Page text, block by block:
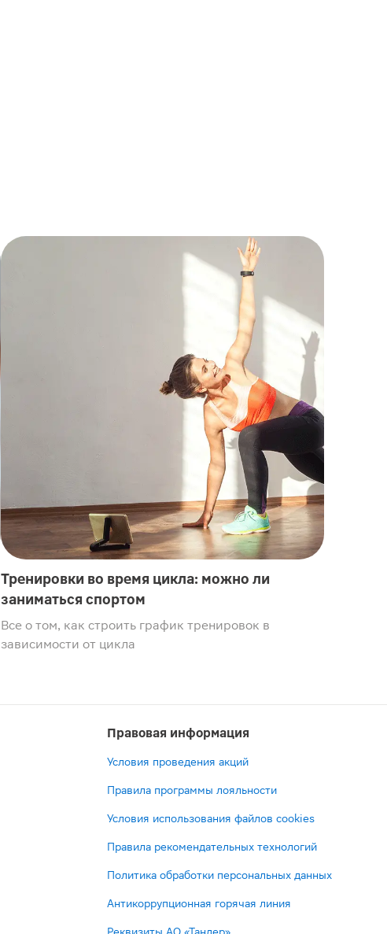
Тренировки во время цикла: можно ли
заниматься спортом
Все о том, как строить график тренировок в
зависимости от цикла
Правовая информация
Условия проведения акций
Правила программы лояльности
Условия использования файлов cookies
Правила рекомендательных технологий
Политика обработки персональных данных
Антикоррупционная горячая линия
Реквизиты АО «Тандер»